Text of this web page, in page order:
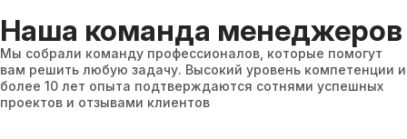
Наша команда менеджеров
Мы собрали команду профессионалов, которые помогут
вам решить любую задачу. Высокий уровень компетенции и
более 10 лет опыта подтверждаются сотнями успешных
проектов и отзывами клиентов